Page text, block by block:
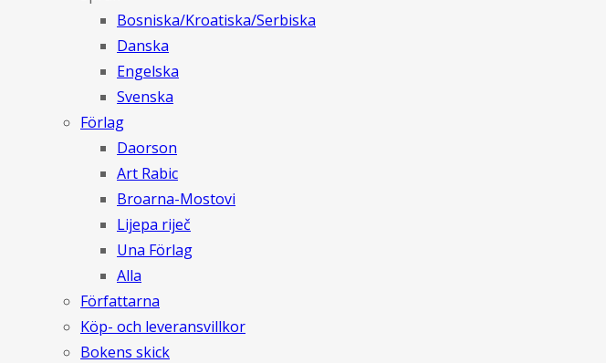
Bosniska/Kroatiska/Serbiska
Danska
Engelska
Svenska
Förlag
Daorson
Art Rabic
Broarna-Mostovi
Lijepa riječ
Una Förlag
Alla
Författarna
Köp- och leveransvillkor
Bokens skick